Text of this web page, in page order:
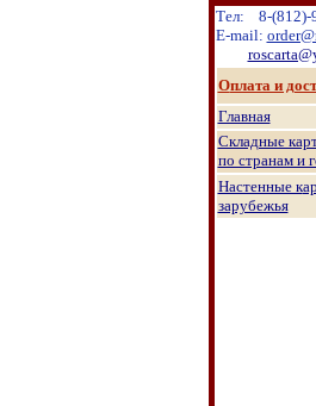
Тел: 8-(812)-
E-mail:
Оплата и
Главная
Складные
по странам и
Настенные к
зарубежья